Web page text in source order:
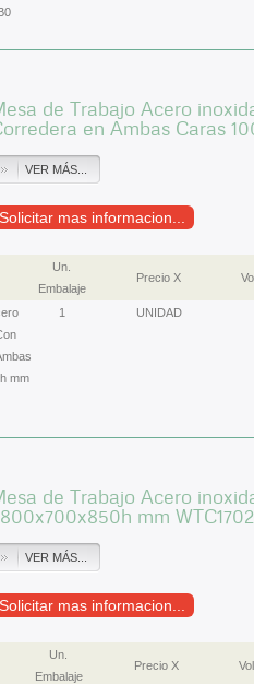
de Trabajo Acero
en Ambas Caras
VER MÁS...
Solicitar mas informacion...
Un.
Embalaje
Precio X
mm
1 UNIDAD
de Trabajo Acero
mm
VER MÁS...
Solicitar mas informacion...
Un.
Embalaje
Precio X